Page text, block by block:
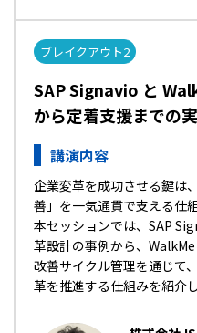
ブレイクアウト2
SAP Signavio と
から定着支援までの
講演内容
企業変革を成功させる鍵
善」を一気通貫で支える仕
本セッションでは、SAP
革設計の事例から、
改善サイクル管理を通じて
革を推進する仕組みを紹介し